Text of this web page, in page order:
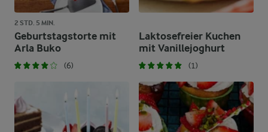
2 STD. 5 MIN.
Geburtstagstorte mit
Arla Buko
(6)
Laktosefreier Kuchen
mit Vanillejoghurt
(1)